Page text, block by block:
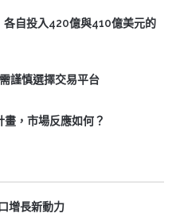
自投入420億與410億美元的
謹慎選擇交易平台
，市場反應如何？
增長新動力